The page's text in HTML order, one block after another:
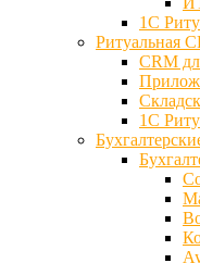
1С
Ритуальная
CRM
1С